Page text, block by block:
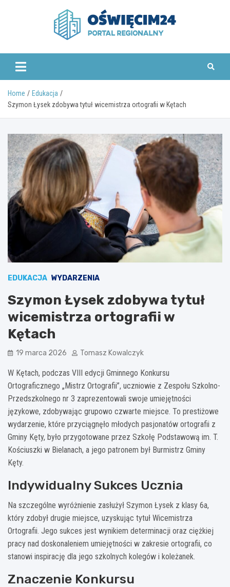
www.oswiecim24.pl
Home
Edukacja
Szymon Łysek zdobywa tytuł wicemistrza ortografii w Kętach
EDUKACJA WYDARZENIA
Szymon Łysek zdobywa tytuł
wicemistrza ortografii w
Kętach
19 marca 2026 Tomasz Kowalczyk
W Kętach, podczas VIII edycji Gminnego Konkursu
Ortograficznego „Mistrz Ortografii”, uczniowie z Zespołu Szkolno-
Przedszkolnego nr 3 zaprezentowali swoje umiejętności
językowe, zdobywając grupowo czwarte miejsce. To prestiżowe
wydarzenie, które przyciągnęło młodych pasjonatów ortografii z
Gminy Kęty, było przygotowane przez Szkołę Podstawową im. T.
Kościuszki w Bielanach, a jego patronem był Burmistrz Gminy
Kęty.
Indywidualny Sukces Ucznia
Na szczególne wyróżnienie zasłużył Szymon Łysek z klasy 6a,
który zdobył drugie miejsce, uzyskując tytuł Wicemistrza
Ortografii. Jego sukces jest wynikiem determinacji oraz ciężkiej
pracy nad doskonaleniem umiejętności w zakresie ortografii, co
stanowi inspirację dla jego szkolnych kolegów i koleżanek.
Znaczenie Konkursu